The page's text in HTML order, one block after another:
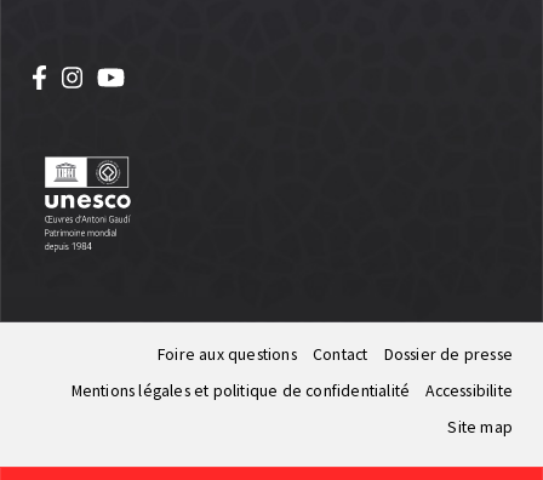
Foire aux questions Contact
Dossier de presse
Mentions légales et politique de confidentialité
Accessibilite
Site map